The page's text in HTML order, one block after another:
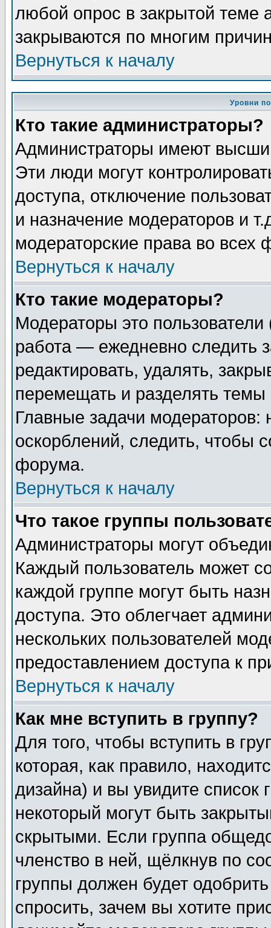
любой опрос в закрытой теме
закрываются по многим
Вернуться к началу
Уровни
Кто такие администраторы?
Администраторы имеют
Эти люди могут
доступа, отключение
и назначение модераторов и
модераторские права во всех
Вернуться к началу
Кто такие модераторы?
Модераторы это
работа — ежедневно следить
редактировать, удалять,
перемещать и разделять
Главные задачи
оскорблений, следить, чтобы
форума.
Вернуться к началу
Что такое группы
Администраторы могут
Каждый пользователь может
каждой группе могут быть
доступа. Это облегчает
нескольких пользователей
предоставлением доступа к
Вернуться к началу
Как мне вступить в группу?
Для того, чтобы вступить в
которая, как правило,
дизайна) и вы увидите список
некоторый могут быть
скрытыми. Если группа
членство в ней, щёлкнув по
группы должен будет
спросить, зачем вы хотите